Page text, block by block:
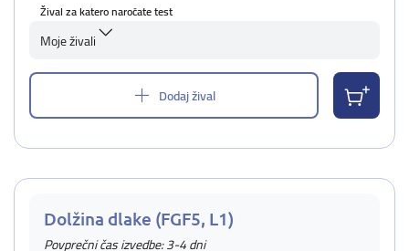
Žival za katero naročate test
Moje živali
Dodaj žival
Dolžina dlake (FGF5, L1)
Povprečni čas izvedbe: 3-4 dni